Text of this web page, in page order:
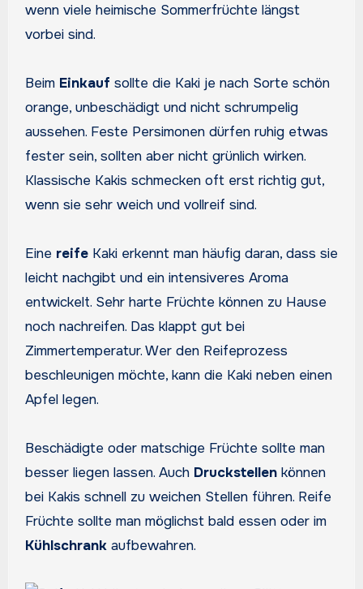
wenn viele heimische Sommerfrüchte längst
vorbei sind.
Beim Einkauf sollte die Kaki je nach Sorte schön
orange, unbeschädigt und nicht schrumpelig
aussehen. Feste Persimonen dürfen ruhig etwas
fester sein, sollten aber nicht grünlich wirken.
Klassische Kakis schmecken oft erst richtig gut,
wenn sie sehr weich und vollreif sind.
Eine reifeKaki erkennt man häufig daran, dass sie
leicht nachgibt und ein intensiveres Aroma
entwickelt. Sehr harte Früchte können zu Hause
noch nachreifen. Das klappt gut bei
Zimmertemperatur. Wer den Reifeprozess
beschleunigen möchte, kann die Kaki neben einen
Apfel legen.
Beschädigte oder matschige Früchte sollte man
besser liegen lassen. Auch Druckstellenkönnen
bei Kakis schnell zu weichen Stellen führen. Reife
Früchte sollte man möglichst bald essen oder im
Kühlschrankaufbewahren.